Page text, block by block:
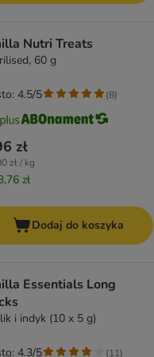
Nutri Treats
60 g
zł
zł / kg
zł
4.5/5 (8)
Dodaj do koszyka
Essentials Long
i indyk (10 x 5 g)
4.3/5 (11)